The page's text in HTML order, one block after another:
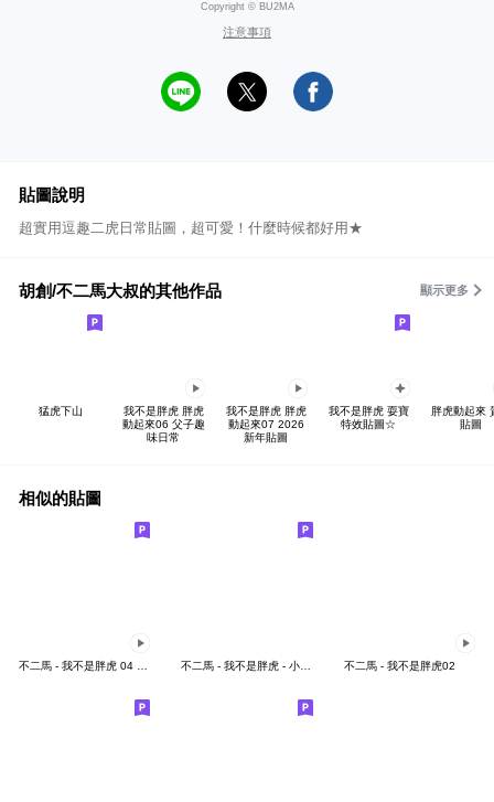
Copyright © BU2MA
注意事項
貼圖說明
超實用逗趣二虎日常貼圖，超可愛！什麼時候都好用★
胡創/不二馬大叔的其他作品 顯示更多
猛虎下山
我不是胖虎 胖虎
動起來06 父子趣
味日常
我不是胖虎 胖虎
動起來07 2026
新年貼圖
我不是胖虎 耍寶
特效貼圖☆
胖虎動起來
貼圖
相似的貼圖
不二馬 - 我不是胖虎 04 職場篇 不二馬 - 我不是胖虎 - 小虎的日常 不二馬 - 我不是胖虎02